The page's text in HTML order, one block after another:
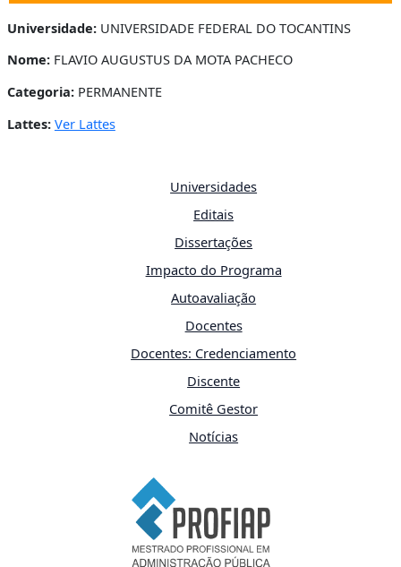
Universidade:UNIVERSIDADE FEDERAL DO TOCANTINS
Nome:FLAVIO AUGUSTUS DA MOTA PACHECO
Categoria:PERMANENTE
Lattes: Ver Lattes
Universidades
Editais
Dissertações
Impacto do Programa
Autoavaliação
Docentes
Docentes: Credenciamento
Discente
Comitê Gestor
Notícias